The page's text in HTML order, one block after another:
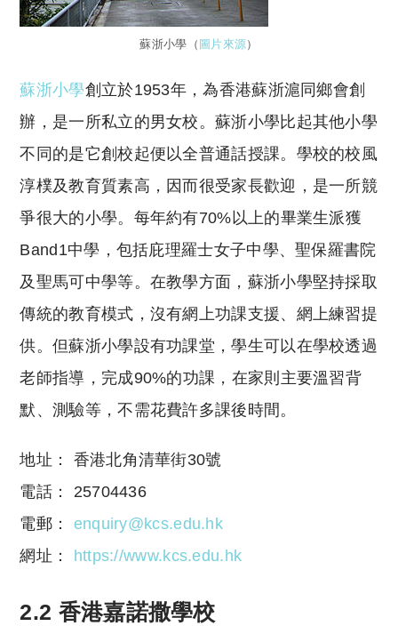
蘇浙小學（ 圖片來源）
蘇浙小學創立於1953年，為香港蘇浙滬同鄉會創
辦，是一所私立的男女校。蘇浙小學比起其他小學
不同的是它創校起便以全普通話授課。學校的校風
淳樸及教育質素高，因而很受家長歡迎，是一所競
爭很大的小學。每年約有70%以上的畢業生派獲
Band1中學，包括庇理羅士女子中學、聖保羅書院
及聖馬可中學等。在教學方面，蘇浙小學堅持採取
傳統的教育模式，沒有網上功課支援、網上練習提
供。但蘇浙小學設有功課堂，學生可以在學校透過
老師指導，完成90%的功課，在家則主要溫習背
默、測驗等，不需花費許多課後時間。
地址： 香港北角清華街30號
電話： 25704436
電郵： enquiry@kcs.edu.hk
網址： https://www.kcs.edu.hk
2.2 香港嘉諾撒學校